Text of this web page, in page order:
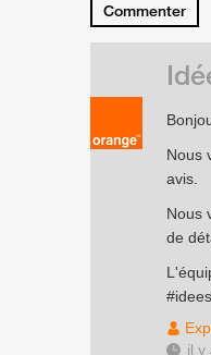
Commenter
Nous
avis.
Nous
de
il y